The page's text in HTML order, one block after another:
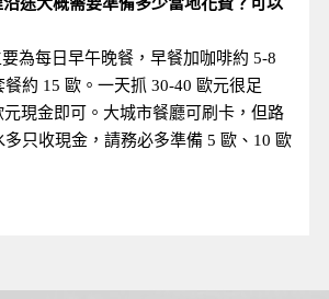
為每日早午晚餐，早餐加咖啡約 5-8
約 15 歐。一天抓 30-40 歐元很足
元現金即可。大城市餐廳可刷卡，但路
多只收現金，請務必多準備 5 歐、10 歐